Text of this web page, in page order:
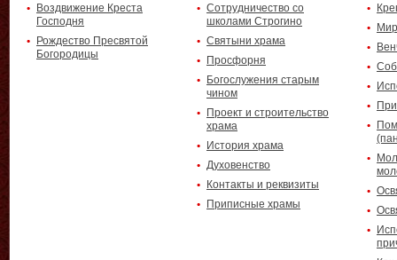
Воздвижение Креста
Господня
Рождество Пресвятой
Богородицы
Сотрудничество со
школами Строгино
Святыни храма
Просфорня
Богослужения старым
чином
Проект и строительство
храма
История храма
Духовенство
Контакты и реквизиты
Приписные храмы